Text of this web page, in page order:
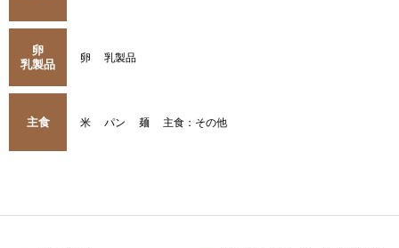
卵
乳製品
卵 乳製品
主食 米 パン 麺 主食：その他